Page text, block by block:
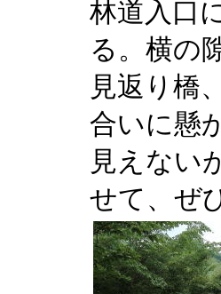
林道入口
る。横の
見返り橋
合いに懸
見えない
せて、ぜ